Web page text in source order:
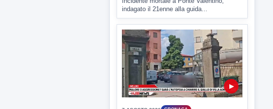
▶
7 AGOSTO 2026 CRONACA
Malore o aggressione? Sarà
l'autopsia a chiarire il giallo di Villa